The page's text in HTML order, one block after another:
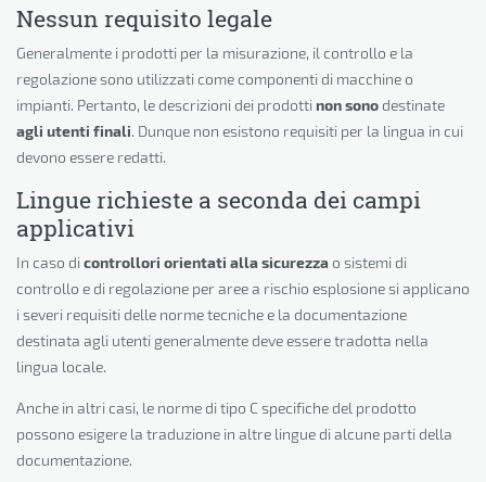
Nessun requisito legale
Generalmente i prodotti per la misurazione, il controllo e la
regolazione sono utilizzati come componenti di macchine o
impianti. Pertanto, le descrizioni dei prodottinon sono destinate
agli utenti finali. Dunque non esistono requisiti per la lingua in cui
devono essere redatti.
Lingue richieste a seconda dei campi
applicativi
In caso dicontrollori orientati alla sicurezzao sistemi di
controllo e di regolazione per aree a rischio esplosione si applicano
i severi requisiti delle norme tecniche e la documentazione
destinata agli utenti generalmente deve essere tradotta nella
lingua locale.
Anche in altri casi, le norme di tipo C specifiche del prodotto
possono esigere la traduzione in altre lingue di alcune parti della
documentazione.